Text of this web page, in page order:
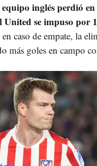
equipo inglés perdió
se impuso por
caso de empate, la
más goles en campo